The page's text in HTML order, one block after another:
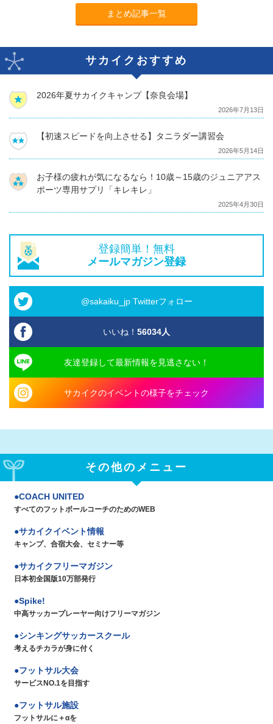
まとめ記事一覧
サカイクおすすめ
2026年夏サカイクキャンプ【奈良会場】
2026年7月13日
【初速スピードを向上させる】タニラダー講習会
2026年5月14日
お子様の疲れが気になるなら！10歳～15歳のジュニアアス
ポーツ専用サプリ「キレキレ」
2025年4月30日
登録簡単！無料
メールマガジン登録
@sakaiku_jp Twitterフォロー
いいね！ 56034人
友達登録して最新情報を見逃さない！
サカイクのイベントの様子をチェック
その他のメニュー
COACH UNITED
すべてのフットボールコーチのためのWEB
サカイクイベント情報
キャンプ、合宿大会、セミナー等
サカイクフリーマガジン
日本初全国版10万部発行
Spike!
中高サッカープレーヤー向けフリーマガジン
シンキングサッカースクール
考えるチカラが身に付く
フットサル大会
サービスNO.1を目指す
フットサル施設
フットサルに＋αを